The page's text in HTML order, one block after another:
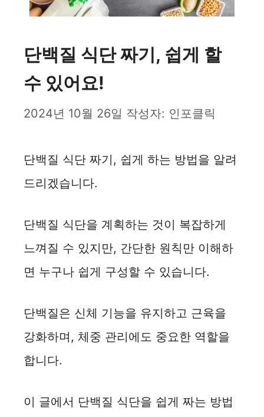
단백질 식단 짜기, 쉽게 할
수 있어요!
2024년 10월 26일 작성자: 인포클릭
단백질 식단 짜기, 쉽게 하는 방법을 알려
드리겠습니다.
단백질 식단을 계획하는 것이 복잡하게
느껴질 수 있지만, 간단한 원칙만 이해하
면 누구나 쉽게 구성할 수 있습니다.
단백질은 신체 기능을 유지하고 근육을
강화하며, 체중 관리에도 중요한 역할을
합니다.
이 글에서 단백질 식단을 쉽게 짜는 방법